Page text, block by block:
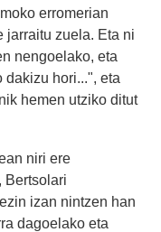
erromerian
jarraitu zuela. Eta ni
nengoelako, eta
dakizu hori...", eta
hemen utziko ditut
niri ere
Bertsolari
izan nintzen han
dagoelako eta